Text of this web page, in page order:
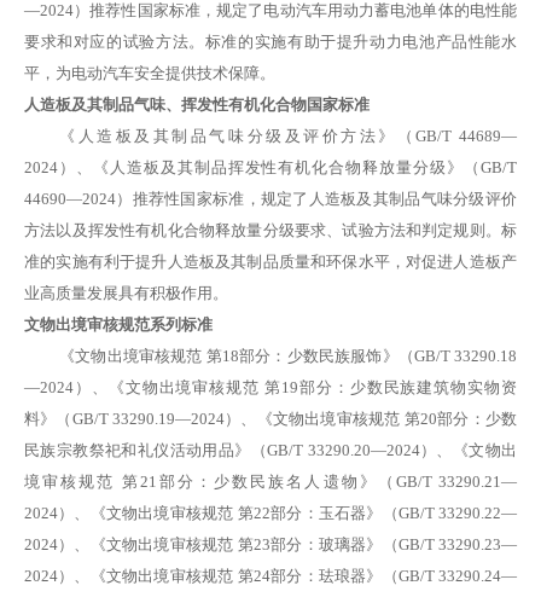
—2024）推荐性国家标准，规定了电动汽车用动力蓄电池单体的电性能
要求和对应的试验方法。标准的实施有助于提升动力电池产品性能水
平，为电动汽车安全提供技术保障。
人造板及其制品气味、挥发性有机化合物国家标准
《人造板及其制品气味分级及评价方法》（GB/T 44689—
2024）、《人造板及其制品挥发性有机化合物释放量分级》（GB/T
44690—2024）推荐性国家标准，规定了人造板及其制品气味分级评价
方法以及挥发性有机化合物释放量分级要求、试验方法和判定规则。标
准的实施有利于提升人造板及其制品质量和环保水平，对促进人造板产
业高质量发展具有积极作用。
文物出境审核规范系列标准
《文物出境审核规范 第18部分：少数民族服饰》（GB/T 33290.18
—2024）、《文物出境审核规范 第19部分：少数民族建筑物实物资
料》（GB/T 33290.19—2024）、《文物出境审核规范 第20部分：少数
民族宗教祭祀和礼仪活动用品》（GB/T 33290.20—2024）、《文物出
境审核规范 第21部分：少数民族名人遗物》（GB/T 33290.21—
2024）、《文物出境审核规范 第22部分：玉石器》（GB/T 33290.22—
2024）、《文物出境审核规范 第23部分：玻璃器》（GB/T 33290.23—
2024）、《文物出境审核规范 第24部分：珐琅器》（GB/T 33290.24—